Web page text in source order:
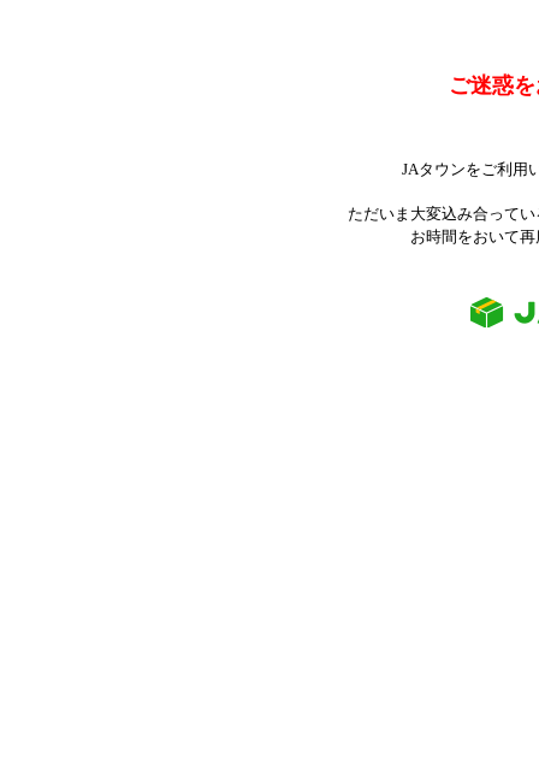
ご迷惑
JAタウンをご利用
ただいま大変込み合って
お時間をおいて